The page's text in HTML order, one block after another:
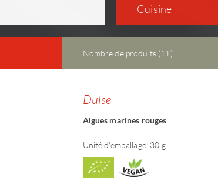
Cuisine
Nombre de produits (11)
Dulse
Algues marines rouges
Unité d'emballage: 30 g